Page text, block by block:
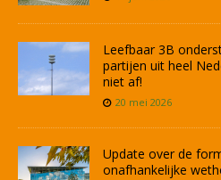
Leefbaar 3B
partijen uit heel
niet af!
20 mei 2026
Update over de
onafhankelijke